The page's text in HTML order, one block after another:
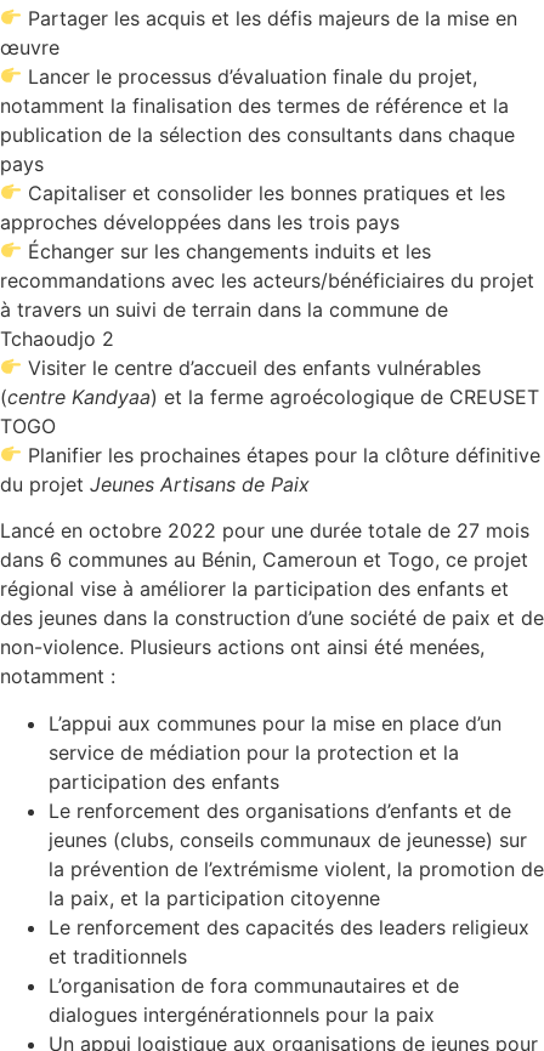
Partager les acquis et les défis majeurs de la mise en
œuvre
Lancer le processus d’évaluation finale du projet,
notamment la finalisation des termes de référence et la
publication de la sélection des consultants dans chaque
pays
Capitaliser et consolider les bonnes pratiques et les
approches développées dans les trois pays
Échanger sur les changements induits et les
recommandations avec les acteurs/bénéficiaires du projet
à travers un suivi de terrain dans la commune de
Tchaoudjo 2
Visiter le centre d’accueil des enfants vulnérables
(centre Kandyaa) et la ferme agroécologique de CREUSET
TOGO
Planifier les prochaines étapes pour la clôture définitive
du projet Jeunes Artisans de Paix
Lancé en octobre 2022 pour une durée totale de 27 mois
dans 6 communes au Bénin, Cameroun et Togo, ce projet
régional vise à améliorer la participation des enfants et
des jeunes dans la construction d’une société de paix et de
non-violence. Plusieurs actions ont ainsi été menées,
notamment :
L’appui aux communes pour la mise en place d’un
service de médiation pour la protection et la
participation des enfants
Le renforcement des organisations d’enfants et de
jeunes (clubs, conseils communaux de jeunesse) sur
la prévention de l’extrémisme violent, la promotion de
la paix, et la participation citoyenne
Le renforcement des capacités des leaders religieux
et traditionnels
L’organisation de fora communautaires et de
dialogues intergénérationnels pour la paix
Un appui logistique aux organisations de jeunes pour